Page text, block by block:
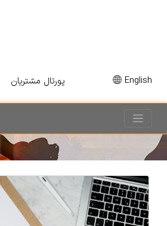
English پورتال مشتریان